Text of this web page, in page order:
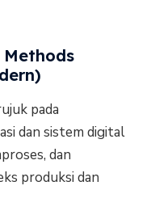
pada
dan sistem digital
dan
produksi dan